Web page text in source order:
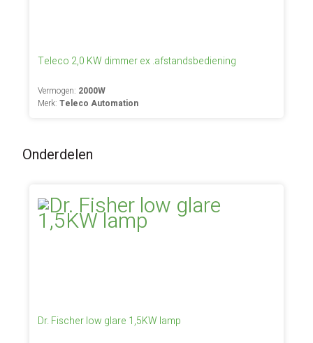
Teleco 2,0 KW dimmer ex .afstandsbediening
Vermogen: 2000W
Merk:Teleco Automation
Onderdelen
Dr. Fischer low glare 1,5KW lamp